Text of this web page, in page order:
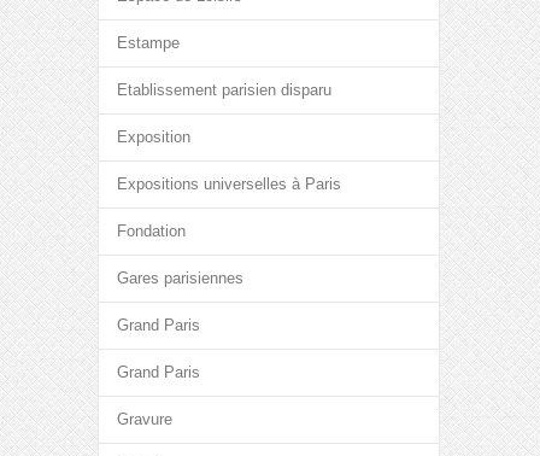
Estampe
Etablissement parisien disparu
Exposition
Expositions universelles à Paris
Fondation
Gares parisiennes
Grand Paris
Grand Paris
Gravure